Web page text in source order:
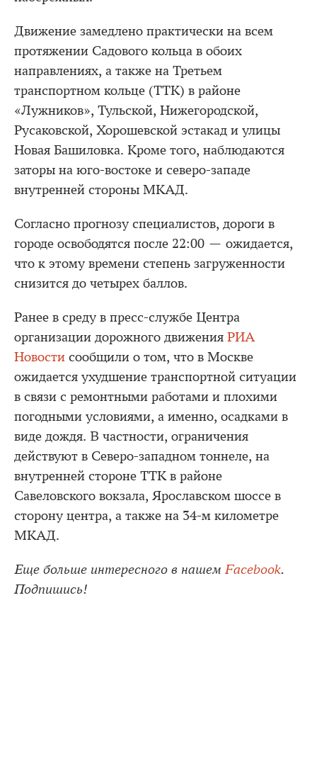
Движение замедлено практически на всем
протяжении Садового кольца в обоих
направлениях, а также на Третьем
транспортном кольце (ТТК) в районе
«Лужников», Тульской, Нижегородской,
Русаковской, Хорошевской эстакад и улицы
Новая Башиловка. Кроме того, наблюдаются
заторы на юго-востоке и северо-западе
внутренней стороны МКАД.
Согласно прогнозу специалистов, дороги в
городе освободятся после 22:00 — ожидается,
что к этому времени степень загруженности
снизится до четырех баллов.
Ранее в среду в пресс-службе Центра
организации дорожного движения РИА
Новости сообщили о том, что в Москве
ожидается ухудшение транспортной ситуации
в связи с ремонтными работами и плохими
погодными условиями, а именно, осадками в
виде дождя. В частности, ограничения
действуют в Северо-западном тоннеле, на
внутренней стороне ТТК в районе
Савеловского вокзала, Ярославском шоссе в
сторону центра, а также на 34-м километре
МКАД.
Еще больше интересного в нашем Facebook.
Подпишись!